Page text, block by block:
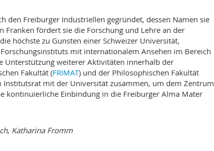
den Freiburger Industriellen gegründet, dessen Namen sie
fördert sie die Forschung und Lehre an der
höchste zu Gunsten einer Schweizer Universität,
mit internationalem Ansehen im Bereich
Unterstützung weiterer Aktivitäten innerhalb der
Fakultät (FRIMAT) und der Philosophischen Fakultät
Institutsrat mit der Universität zusammen, um dem Zentrum
kontinuierliche Einbindung in die Freiburger Alma Mater
Katharina Fromm